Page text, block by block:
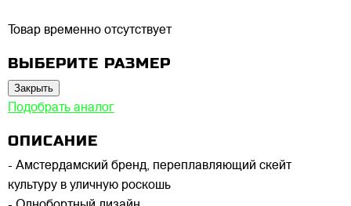
Товар временно отсутствует
ВЫБЕРИТЕ РАЗМЕР
Закрыть
Подобрать аналог
ОПИСАНИЕ
- Амстердамский бренд, переплавляющий скейт
культуру в уличную роскошь